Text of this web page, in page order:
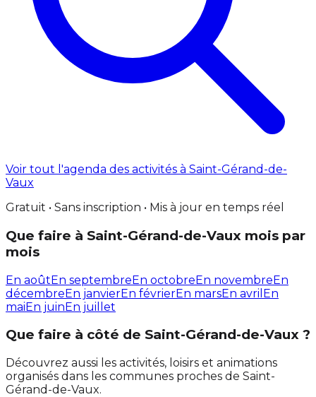
Voir tout l'agenda des activités à Saint-Gérand-de-
Vaux
Gratuit • Sans inscription • Mis à jour en temps réel
Que faire à Saint-Gérand-de-Vaux mois par
mois
En aoûtEn septembreEn octobreEn novembreEn
décembreEn janvierEn févrierEn marsEn avril En
maiEn juinEn juillet
Que faire à côté de Saint-Gérand-de-Vaux ?
Découvrez aussi les activités, loisirs et animations
organisés dans les communes proches de Saint-
Gérand-de-Vaux.